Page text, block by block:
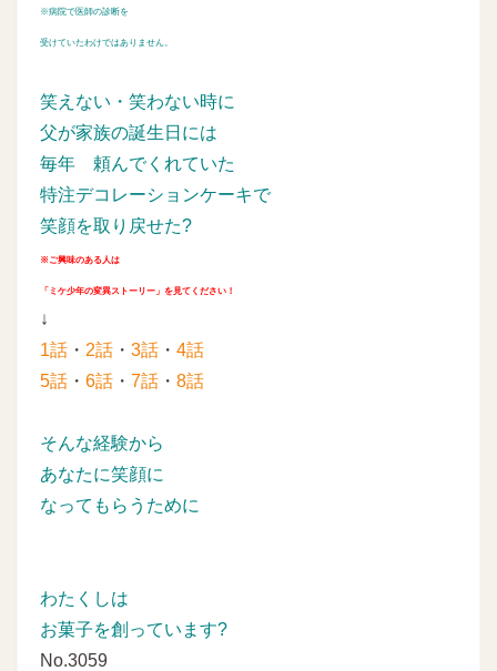
※病院で医師の診断を
受けていたわけではありません。
笑えない・笑わない時に
父が家族の誕生日には
毎年 頼んでくれていた
特注デコレーションケーキで
笑顔を取り戻せた?
※ご興味のある人は
「ミケ少年の変異ストーリー」を見てください！
↓
1話 ・ 2話 ・ 3話 ・ 4話
5話 ・ 6話 ・ 7話 ・ 8話
そんな経験から
あなたに笑顔に
なってもらうために
わたくしは
お菓子を創っています?
No.3059